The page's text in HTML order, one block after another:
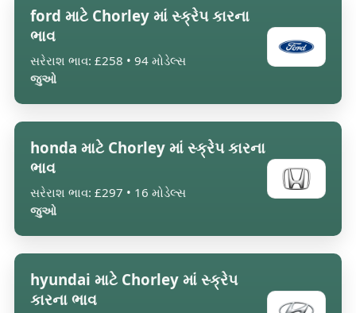
ford માટે Chorley માં સ્ક્રેપ કારના
ભાવ
સરેરાશ ભાવ: £258 • 94 મોડેલ્સ
જુઓ
honda માટે Chorley માં સ્ક્રેપ કારના
ભાવ
સરેરાશ ભાવ: £297 • 16 મોડેલ્સ
જુઓ
hyundai માટે Chorley માં સ્ક્રેપ
કારના ભાવ